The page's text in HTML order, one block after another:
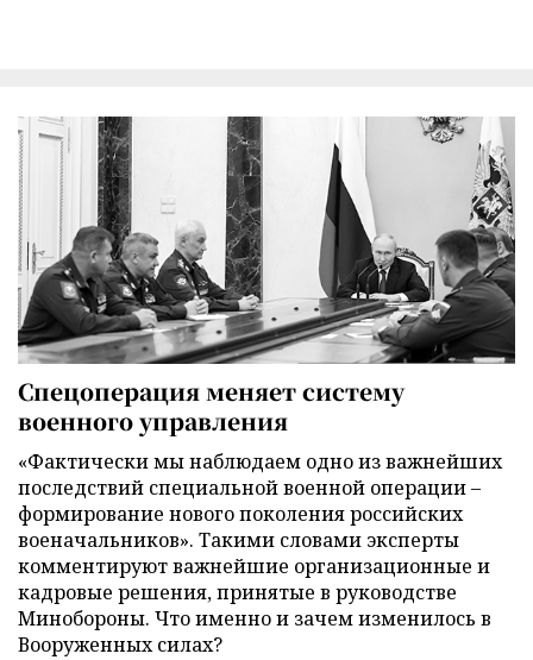
Спецоперация меняет систему
военного управления
«Фактически мы наблюдаем одно из важнейших
последствий специальной военной операции –
формирование нового поколения российских
военачальников». Такими словами эксперты
комментируют важнейшие организационные и
кадровые решения, принятые в руководстве
Минобороны. Что именно и зачем изменилось в
Вооруженных силах?